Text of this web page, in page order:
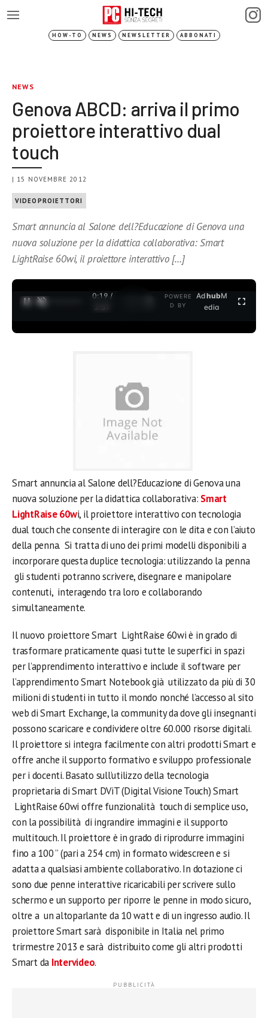
HOW-TO NEWS NEWSLETTER ABBONATI
NEWS
Genova ABCD: arriva il primo
proiettore interattivo dual
touch
| 15 NOVEMBRE 2012
VIDEOPROIETTORI
Smart annuncia al Salone dell?Educazione di Genova una
nuova soluzione per la didattica collaborativa: Smart
LightRaise 60wi, il proiettore interattivo […]
0:19 /
3:37
POWERE
D BY
AdhubM
edia
Smart annuncia al Salone dell?Educazione di Genova una
nuova soluzione per la didattica collaborativa: Smart
LightRaise 60wi, il proiettore interattivo con tecnologia
dual touch che consente di interagire con le dita e con l’aiuto
della penna. Si tratta di uno dei primi modelli disponibili a
incorporare questa duplice tecnologia: utilizzando la penna
gli studenti potranno scrivere, disegnare e manipolare
contenuti, interagendo tra loro e collaborando
simultaneamente.
Il nuovo proiettore Smart LightRaise 60wi è in grado di
trasformare praticamente quasi tutte le superfici in spazi
per l’apprendimento interattivo e include il software per
l’apprendimento Smart Notebook già utilizzato da più di 30
milioni di studenti in tutto il mondo nonché l’accesso al sito
web di Smart Exchange, la community da dove gli insegnanti
possono scaricare e condividere oltre 60.000 risorse digitali.
Il proiettore si integra facilmente con altri prodotti Smart e
offre anche il supporto formativo e sviluppo professionale
per i docenti. Basato sull’utilizzo della tecnologia
proprietaria di Smart DViT (Digital Visione Touch) Smart
LightRaise 60wi offre funzionalità touch di semplice uso,
con la possibilità di ingrandire immagini e il supporto
multitouch. Il proiettore è in grado di riprodurre immagini
fino a 100 ” (pari a 254 cm) in formato widescreen e si
adatta a qualsiasi ambiente collaborativo. In dotazione ci
sono due penne interattive ricaricabili per scrivere sullo
schermo e un supporto per riporre le penne in modo sicuro,
oltre a un altoparlante da 10 watt e di un ingresso audio. Il
proiettore Smart sarà disponibile in Italia nel primo
trirmestre 2013 e sarà distribuito come gli altri prodotti
Smart da Intervideo.